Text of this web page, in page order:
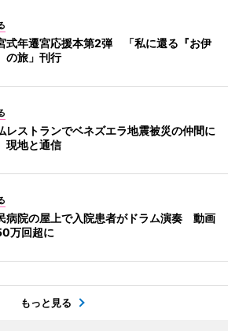
式年遷宮応援本第2弾 「私に還る『お伊
の旅」刊行
レストランでベネズエラ地震被災の仲間に
地と通信
病院の屋上で入院患者がドラム演奏 動画
万回超に
もっと見る